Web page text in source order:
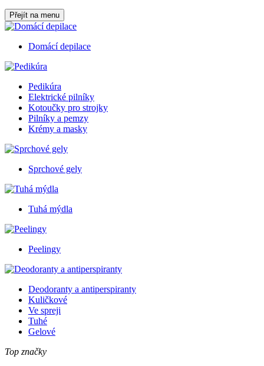
Přejít na menu
Domácí depilace
Pedikúra
Elektrické pilníky
Kotoučky pro strojky
Pilníky a pemzy
Krémy a masky
Sprchové gely
Tuhá mýdla
Peelingy
Deodoranty a antiperspiranty
Kuličkové
Ve spreji
Tuhé
Gelové
Top značky